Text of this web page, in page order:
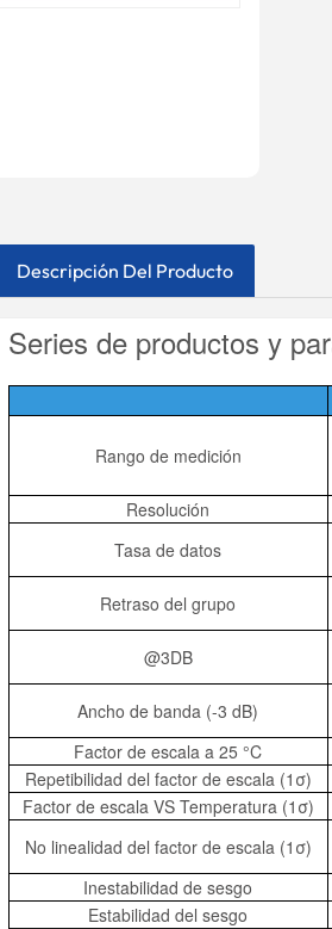
Descripción Del Producto
Series de productos y
Rango de medición
Resolución
Tasa de datos
Retraso del grupo
@3DB
Ancho de banda (-3 dB)
Factor de escala a 25 °C
Repetibilidad del factor de escala (1σ)
Factor de escala VS Temperatura (1σ)
No linealidad del factor de escala (1σ)
Inestabilidad de sesgo
Estabilidad del sesgo